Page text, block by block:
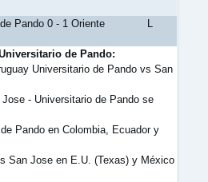
Pando 0 - 1 Oriente
L
de Pando:
Universitario de Pando vs San
- Universitario de Pando se
Pando en Colombia, Ecuador y
San Jose en E.U. (Texas) y México